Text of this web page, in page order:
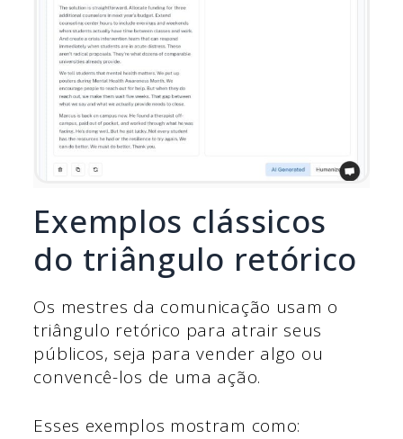
Exemplos clássicos
do triângulo retórico
Os mestres da comunicação usam o
triângulo retórico para atrair seus
públicos, seja para vender algo ou
convencê-los de uma ação.
Esses exemplos mostram como: